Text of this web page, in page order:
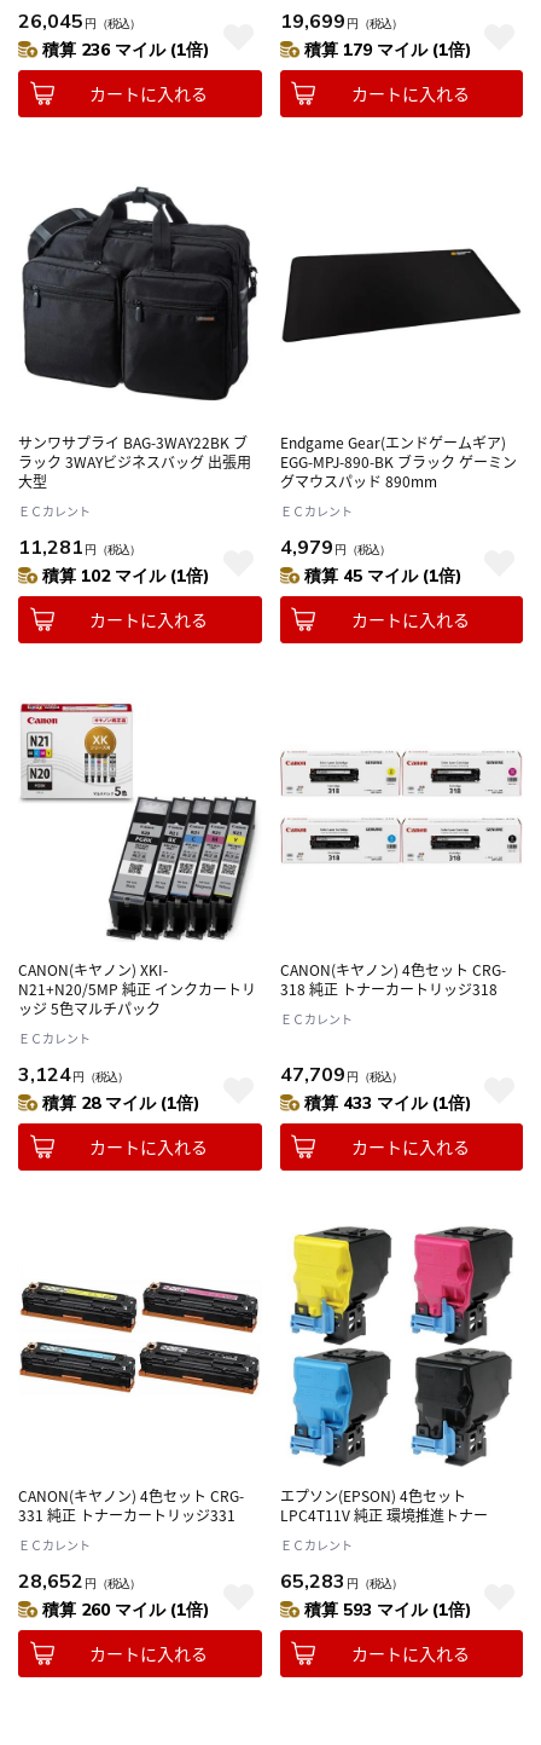
26,045 円 （税込）
積算 236 マイル (1倍)
カートに入れる
19,699 円 （税込）
積算 179 マイル (1倍)
カートに入れる
サンワサプライ BAG-3WAY22BK ブ
ラック 3WAYビジネスバッグ 出張用
大型
ＥＣカレント
11,281 円 （税込）
積算 102 マイル (1倍)
カートに入れる
Endgame Gear(エンドゲームギア)
EGG-MPJ-890-BK ブラック ゲーミン
グマウスパッド 890mm
ＥＣカレント
4,979 円 （税込）
積算 45 マイル (1倍)
カートに入れる
CANON(キヤノン) XKI-
N21+N20/5MP 純正 インクカートリ
ッジ 5色マルチパック
ＥＣカレント
3,124円 （税込）
積算 28 マイル (1倍)
カートに入れる
CANON(キヤノン) 4色セット CRG-
318 純正 トナーカートリッジ318
ＥＣカレント
47,709 円 （税込）
積算 433 マイル (1倍)
カートに入れる
CANON(キヤノン) 4色セット CRG-
331 純正 トナーカートリッジ331
ＥＣカレント
28,652 円 （税込）
積算 260 マイル (1倍)
カートに入れる
エプソン(EPSON) 4色セット
LPC4T11V 純正 環境推進トナー
ＥＣカレント
65,283 円 （税込）
積算 593 マイル (1倍)
カートに入れる